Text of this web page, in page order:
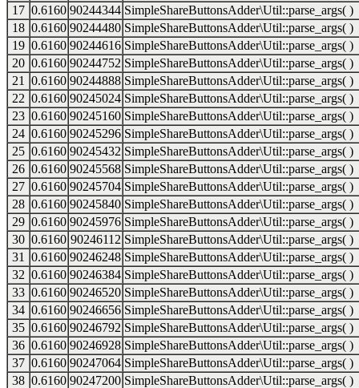
17 0.6160 90244344 SimpleShareButtonsAdder\Util::parse_args( )
18 0.6160 90244480 SimpleShareButtonsAdder\Util::parse_args( )
19 0.6160 90244616 SimpleShareButtonsAdder\Util::parse_args( )
20 0.6160 90244752 SimpleShareButtonsAdder\Util::parse_args( )
21
0.6160 90244888 SimpleShareButtonsAdder\Util::parse_args( )
22 0.6160 90245024 SimpleShareButtonsAdder\Util::parse_args( )
23 0.6160 90245160 SimpleShareButtonsAdder\Util::parse_args( )
24 0.6160 90245296 SimpleShareButtonsAdder\Util::parse_args( )
25 0.6160 90245432 SimpleShareButtonsAdder\Util::parse_args( )
26 0.6160 90245568 SimpleShareButtonsAdder\Util::parse_args( )
27 0.6160 90245704 SimpleShareButtonsAdder\Util::parse_args( )
28 0.6160 90245840 SimpleShareButtonsAdder\Util::parse_args( )
29 0.6160 90245976 SimpleShareButtonsAdder\Util::parse_args( )
30 0.6160 90246112 SimpleShareButtonsAdder\Util::parse_args( )
31
0.6160 90246248 SimpleShareButtonsAdder\Util::parse_args( )
32 0.6160 90246384 SimpleShareButtonsAdder\Util::parse_args( )
33 0.6160 90246520 SimpleShareButtonsAdder\Util::parse_args( )
34 0.6160 90246656 SimpleShareButtonsAdder\Util::parse_args( )
35 0.6160 90246792 SimpleShareButtonsAdder\Util::parse_args( )
36 0.6160 90246928 SimpleShareButtonsAdder\Util::parse_args( )
37 0.6160 90247064 SimpleShareButtonsAdder\Util::parse_args( )
38 0.6160 90247200 SimpleShareButtonsAdder\Util::parse_args( )